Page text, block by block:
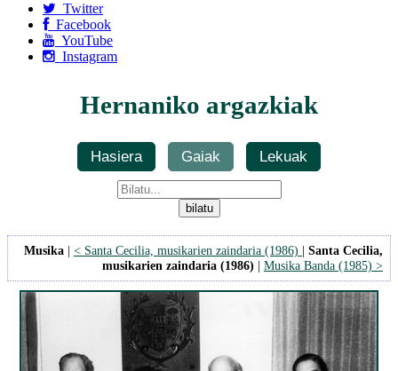
Twitter
Facebook
YouTube
Instagram
Hernaniko argazkiak
Hasiera Gaiak Lekuak
Musika | < Santa Cecilia, musikarien zaindaria (1986) | Santa Cecilia,
musikarien zaindaria (1986) | Musika Banda (1985) >